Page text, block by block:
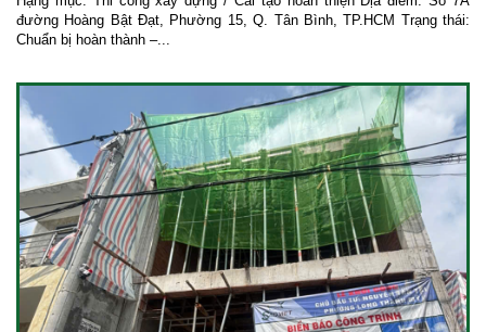
đường Hoàng Bật Đạt, Phường 15, Q. Tân Bình, TP.HCM Trạng thái:
Chuẩn bị hoàn thành –...